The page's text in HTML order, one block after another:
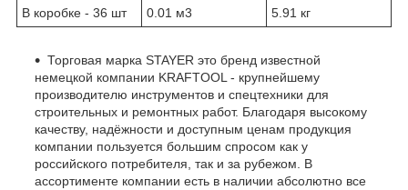
В коробке - 36 шт 0.01 м3 5.91 кг
Торговая марка STAYER это бренд известной
немецкой компании KRAFTOOL - крупнейшему
производителю инструментов и спецтехники для
строительных и ремонтных работ. Благодаря высокому
качеству, надёжности и доступным ценам продукция
компании пользуется большим спросом как у
российского потребителя, так и за рубежом. В
ассортименте компании есть в наличии абсолютно все